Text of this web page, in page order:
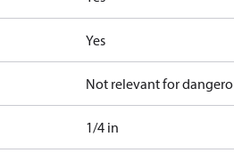
Yes
Not relevant for
1/4 in